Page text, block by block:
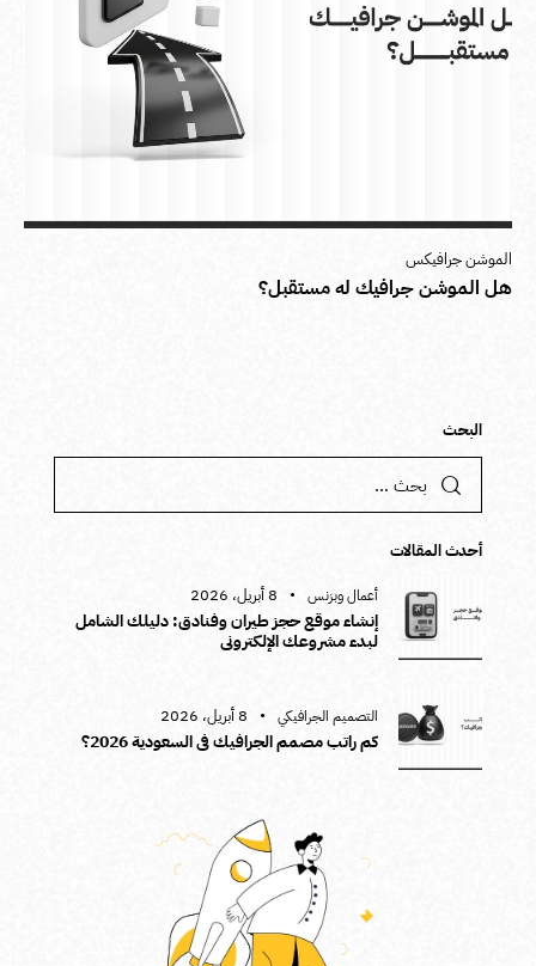
الموشن جرافيكس
هل الموشن جرافيك له مستقبل؟
البحث
أحدث المقالات
أعمال وبزنس 8 أبريل، 2026
إنشاء موقع حجز طيران وفنادق: دليلك الشامل
لبدء مشروعك الإلكتروني
التصميم الجرافيكي 8 أبريل، 2026
كم راتب مصمم الجرافيك في السعودية 2026؟